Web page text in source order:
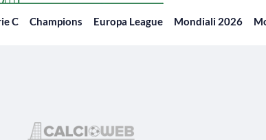
C Champions Europa League Mondiali 2026